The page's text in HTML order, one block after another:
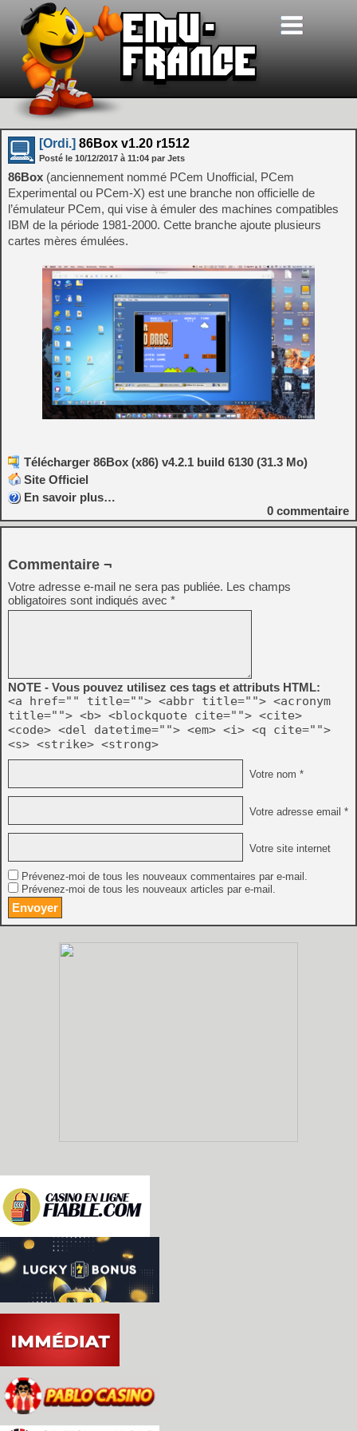
[Ordi.] 86Box v1.20 r1512
Posté le 10/12/2017 à 11:04 par Jets
86Box (anciennement nommé PCem Unofficial, PCem
Experimental ou PCem-X) est une branche non officielle de
l’émulateur PCem, qui vise à émuler des machines compatibles
IBM de la période 1981-2000. Cette branche ajoute plusieurs
cartes mères émulées.
Télécharger 86Box (x86) v4.2.1 build 6130 (31.3 Mo)
Site Officiel
En savoir plus…
0 commentaire
Commentaire ¬
Votre adresse e-mail ne sera pas publiée. Les champs
obligatoires sont indiqués avec *
NOTE - Vous pouvez utilisez ces tags et attributs HTML:
<a href="" title=""> <abbr title=""> <acronym
title=""> <b> <blockquote cite=""> <cite>
<code> <del datetime=""> <em> <i> <q cite="">
<s> <strike> <strong>
Votre nom *
Votre adresse email *
Votre site internet
Prévenez-moi de tous les nouveaux commentaires par e-mail.
Prévenez-moi de tous les nouveaux articles par e-mail.